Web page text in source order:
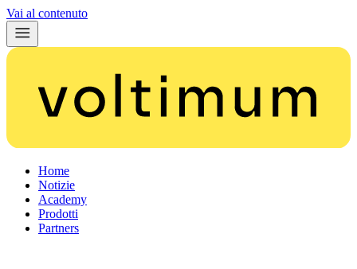
Vai al contenuto
Home
Notizie
Academy
Prodotti
Partners